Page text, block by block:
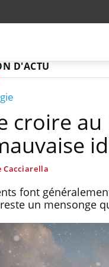
D'ACTU
croire
Cacciarella
font
un mensonge